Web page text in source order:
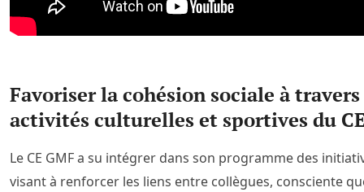
Favoriser la cohésion sociale à
activités culturelles et sportives du
Le CE GMF a su intégrer dans son programme des
visant à renforcer les liens entre collègues, consciente